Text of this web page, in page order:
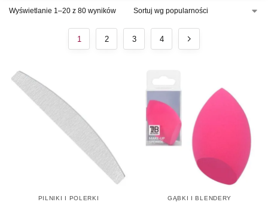
Wyświetlanie 1–20 z 80 wyników
1 2 3 4
PILNIKI I POLERKI GĄBKI I BLENDERY